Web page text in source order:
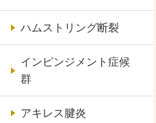
ハムストリング断裂
インピンジメント症候
群
アキレス腱炎